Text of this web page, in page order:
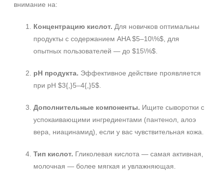
внимание на:
Концентрацию кислот. Для новичков оптимальны
продукты с содержанием AHA $5–10\%$, для
опытных пользователей — до $15\%$.
pH продукта. Эффективное действие проявляется
при pH $3{,}5–4{,}5$.
Дополнительные компоненты. Ищите сыворотки с
успокаивающими ингредиентами (пантенол, алоэ
вера, ниацинамид), если у вас чувствительная кожа.
Тип кислот. Гликолевая кислота — самая активная,
молочная — более мягкая и увлажняющая.